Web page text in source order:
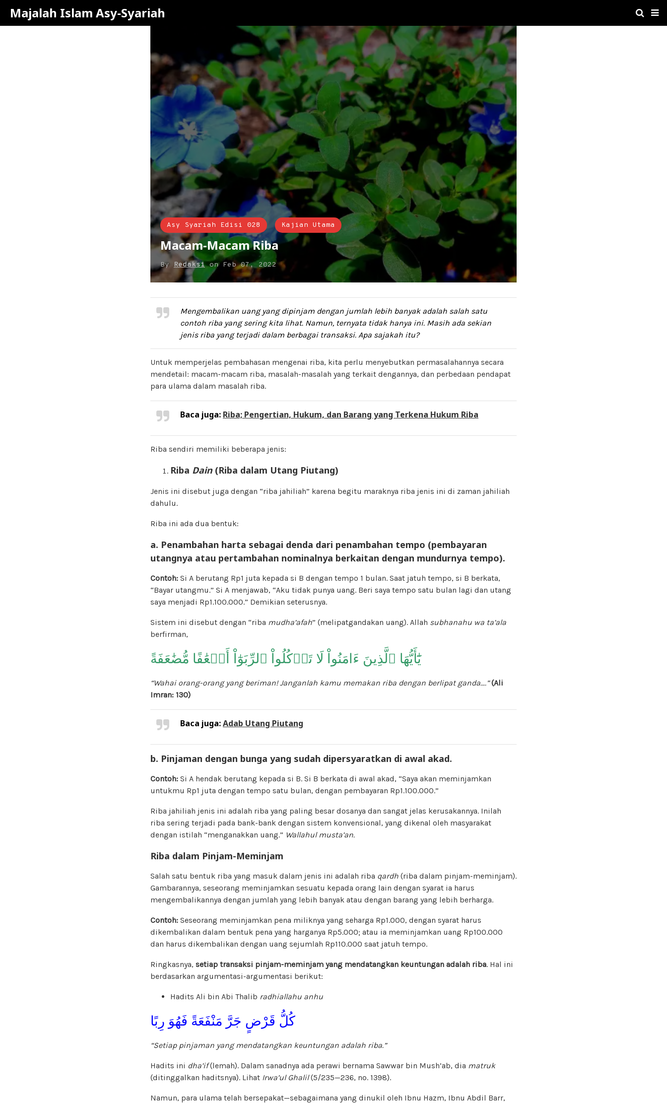
Majalah Islam Asy-Syariah
Asy Syariah Edisi 028 Kajian Utama
Macam-Macam Riba
By Redaksion Feb 07, 2022
Mengembalikan uang yang dipinjam dengan jumlah lebih banyak adalah salah satu
contoh riba yang sering kita lihat. Namun, ternyata tidak hanya ini. Masih ada sekian
jenis riba yang terjadi dalam berbagai transaksi. Apa sajakah itu?
Untuk memperjelas pembahasan mengenai riba, kita perlu menyebutkan permasalahannya secara
mendetail: macam-macam riba, masalah-masalah yang terkait dengannya, dan perbedaan pendapat
para ulama dalam masalah riba.
Baca juga: Riba; Pengertian, Hukum, dan Barang yang Terkena Hukum Riba
Riba sendiri memiliki beberapa jenis:
Riba Dain(Riba dalam Utang Piutang)
Jenis ini disebut juga dengan “riba jahiliah” karena begitu maraknya riba jenis ini di zaman jahiliah
dahulu.
Riba ini ada dua bentuk:
a. Penambahan harta sebagai denda dari penambahan tempo (pembayaran
utangnya atau pertambahan nominalnya berkaitan dengan mundurnya tempo).
Contoh: Si A berutang Rp1 juta kepada si B dengan tempo 1 bulan. Saat jatuh tempo, si B berkata,
“Bayar utangmu.” Si A menjawab, “Aku tidak punya uang. Beri saya tempo satu bulan lagi dan utang
saya menjadi Rp1.100.000.” Demikian seterusnya.
Sistem ini disebut dengan “riba mudha’afah” (melipatgandakan uang). Allah subhanahu wa ta’ala
berfirman,
يَٰٓأَيُّهَا ٱلَّذِينَ ءَامَنُواْ لَا تَأۡكُلُواْ ٱلرِّبَوٰٓاْ أَضۡعَٰفًا مُّضَٰعَفَةً
“Wahai orang-orang yang beriman! Janganlah kamu memakan riba dengan berlipat ganda….” (Ali
Imran: 130)
Baca juga:Adab Utang Piutang
b. Pinjaman dengan bunga yang sudah dipersyaratkan di awal akad.
Contoh: Si A hendak berutang kepada si B. Si B berkata di awal akad, “Saya akan meminjamkan
untukmu Rp1 juta dengan tempo satu bulan, dengan pembayaran Rp1.100.000.”
Riba jahiliah jenis ini adalah riba yang paling besar dosanya dan sangat jelas kerusakannya. Inilah
riba sering terjadi pada bank-bank dengan sistem konvensional, yang dikenal oleh masyarakat
dengan istilah “menganakkan uang.” Wallahul musta’an.
Riba dalam Pinjam-Meminjam
Salah satu bentuk riba yang masuk dalam jenis ini adalah riba qardh (riba dalam pinjam-meminjam).
Gambarannya, seseorang meminjamkan sesuatu kepada orang lain dengan syarat ia harus
mengembalikannya dengan jumlah yang lebih banyak atau dengan barang yang lebih berharga.
Contoh: Seseorang meminjamkan pena miliknya yang seharga Rp1.000, dengan syarat harus
dikembalikan dalam bentuk pena yang harganya Rp5.000; atau ia meminjamkan uang Rp100.000
dan harus dikembalikan dengan uang sejumlah Rp110.000 saat jatuh tempo.
Ringkasnya, setiap transaksi pinjam-meminjam yang mendatangkan keuntungan adalah riba. Hal ini
berdasarkan argumentasi-argumentasi berikut:
Hadits Ali bin Abi Thalib radhiallahu anhu
كُلُّ قَرْضٍ جَرَّ مَنْفَعَةً فَهُوَ رِبًا
“Setiap pinjaman yang mendatangkan keuntungan adalah riba.”
Hadits ini dha’if(lemah). Dalam sanadnya ada perawi bernama Sawwar bin Mush’ab, dia matruk
(ditinggalkan haditsnya). Lihat Irwa’ul Ghalil(5/235—236, no. 1398).
Namun, para ulama telah bersepakat—sebagaimana yang dinukil oleh Ibnu Hazm, Ibnu Abdil Barr,